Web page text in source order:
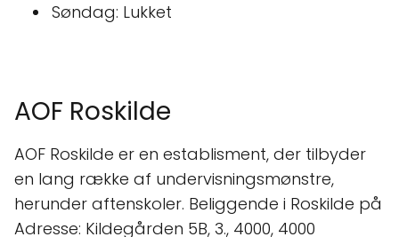
Søndag: Lukket
AOF Roskilde
AOF Roskilde er en establisment, der tilbyder
en lang række af undervisningsmønstre,
herunder aftenskoler. Beliggende i Roskilde på
Adresse: Kildegården 5B, 3., 4000, 4000